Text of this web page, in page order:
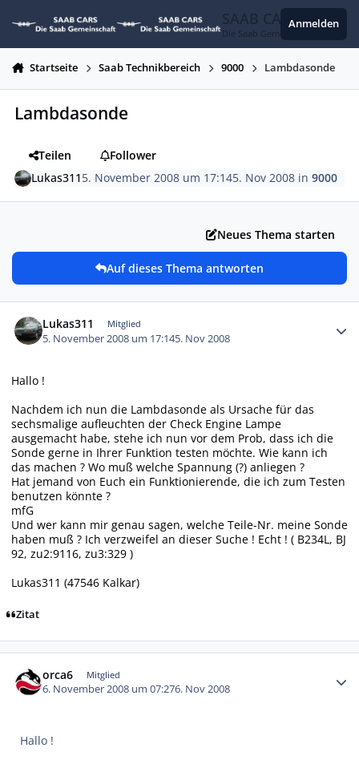
SAAB CARS
Die Saab Gemeinschaft
Anmelden
Startseite Saab Technikbereich 9000 Lambdasonde
Lambdasonde
Teilen
Follower
Lukas3115. November 2008 um 17:145. Nov 2008 in9000
Neues Thema starten
Auf dieses Thema antworten
Lukas311 Mitglied
5. November 2008 um 17:145. Nov 2008
Hallo !
Nachdem ich nun die Lambdasonde als Ursache für das
sechsmalige aufleuchten der Check Engine Lampe
ausgemacht habe, stehe ich nun vor dem Prob, dass ich die
Sonde gerne in Ihrer Funktion testen möchte. Wie kann ich
das machen ? Wo muß welche Spannung (?) anliegen ?
Hat jemand von Euch ein Funktionierende, die ich zum Testen
benutzen könnte ?
mfG
Und wer kann mir genau sagen, welche Teile-Nr. meine Sonde
haben muß ? Ich verzweifel an dieser Suche ! Echt ! ( B234L, BJ
92, zu2:9116, zu3:329 )
Lukas311 (47546 Kalkar)
Zitat
orca6 Mitglied
6. November 2008 um 07:276. Nov 2008
Hallo !